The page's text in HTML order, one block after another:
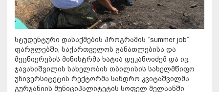
სტუდენტური დასაქმების პროგრამის “summer job”
ფარგლებში, საქართველოს განათლებისა და
მეცნიერების მინისტრმა ხატია დეკანოიძემ და ივ.
ჯავახიშვილის სახელობის თბილისის სახელმწიფო
უნივერსიტეტის რექტორმა სანდრო კვიტაშვილმა
გურჯანიის მუნიციპალიტეტის სოფელ მელაანში